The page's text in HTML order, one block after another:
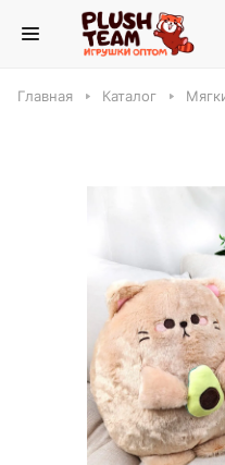
Главная Каталог